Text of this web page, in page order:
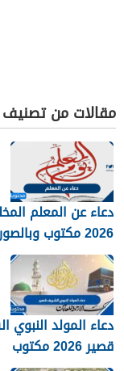
مقالات من تصنيف
دعاء عن المعلم
2026 مكتوب وبالصور
دعاء المولد النبوي
قصير 2026 مكتوب